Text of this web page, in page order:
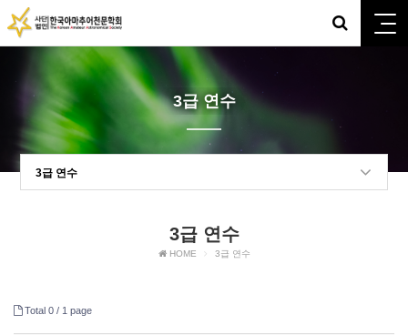
3급 연수
3급 연수
3급 연수
HOME 3급 연수
Total 0 / 1 page